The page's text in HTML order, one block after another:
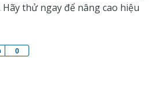
thử ngay để nâng cao hiệu
0